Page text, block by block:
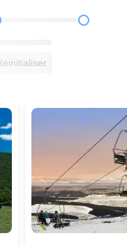
du camping